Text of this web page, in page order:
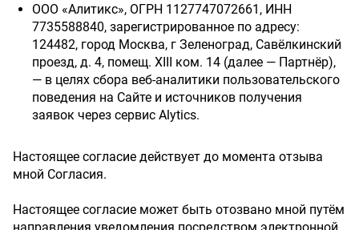
ООО «Алитикс», ОГРН 1127747072661, ИНН
7735588840, зарегистрированное по адресу:
124482, город Москва, г Зеленоград, Савёлкинский
проезд, д. 4, помещ. XIII ком. 14 (далее — Партнёр),
— в целях сбора веб-аналитики пользовательского
поведения на Сайте и источников получения
заявок через сервис Alytics.
Настоящее согласие действует до момента отзыва
мной Согласия.
Настоящее согласие может быть отозвано мной путём